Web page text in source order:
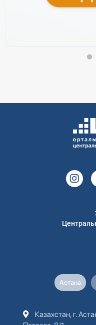
Астана
Казахстан, г.